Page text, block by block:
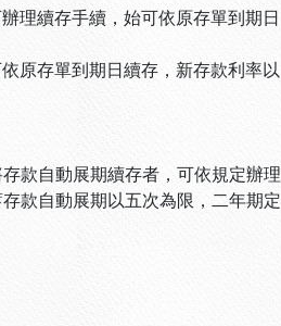
理續存手續，始可依原存單到期日
原存單到期日續存，新存款利率以
款自動展期續存者，可依規定辦理
款自動展期以五次為限，二年期定